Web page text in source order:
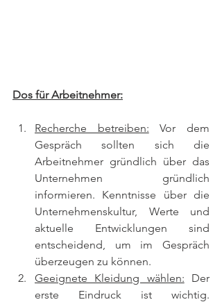
Dos für Arbeitnehmer:
Recherche betreiben: Vor dem
Gespräch sollten sich die
Arbeitnehmer gründlich über das
Unternehmen gründlich
informieren. Kenntnisse über die
Unternehmenskultur, Werte und
aktuelle Entwicklungen sind
entscheidend, um im Gespräch
überzeugen zu können.
Geeignete Kleidung wählen: Der
erste Eindruck ist wichtig.